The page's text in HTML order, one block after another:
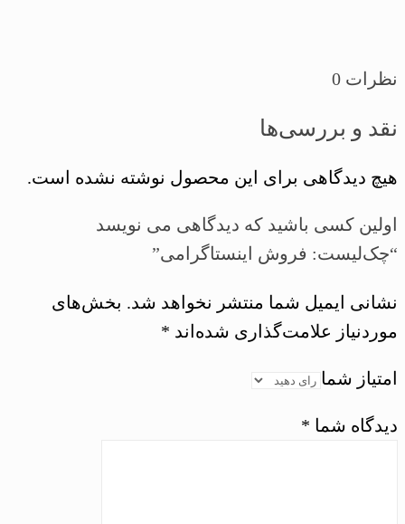
نظرات 0
نقد و بررسی‌ها
هیچ دیدگاهی برای این محصول نوشته نشده است.
اولین کسی باشید که دیدگاهی می نویسد
“چک‌لیست: فروش اینستاگرامی”
نشانی ایمیل شما منتشر نخواهد شد. بخش‌های
موردنیاز علامت‌گذاری شده‌اند *
امتیاز شما
دیدگاه شما *